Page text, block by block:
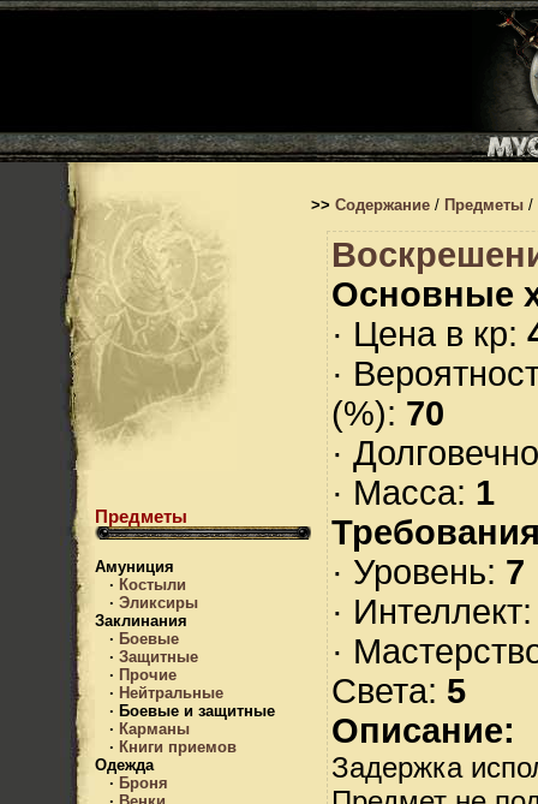
Предметы
Амуниция
· Костыли
· Эликсиры
Заклинания
· Боевые
· Защитные
· Прочие
· Нейтральные
· Боевые и защитные
· Карманы
· Книги приемов
Одежда
· Броня
>> Содержание / Предметы /
Основные
· Цена в кр:
·
(%): 70
·
· Масса: 1
· Уровень: 7
·
·
Света: 5
Описание:
Задержка